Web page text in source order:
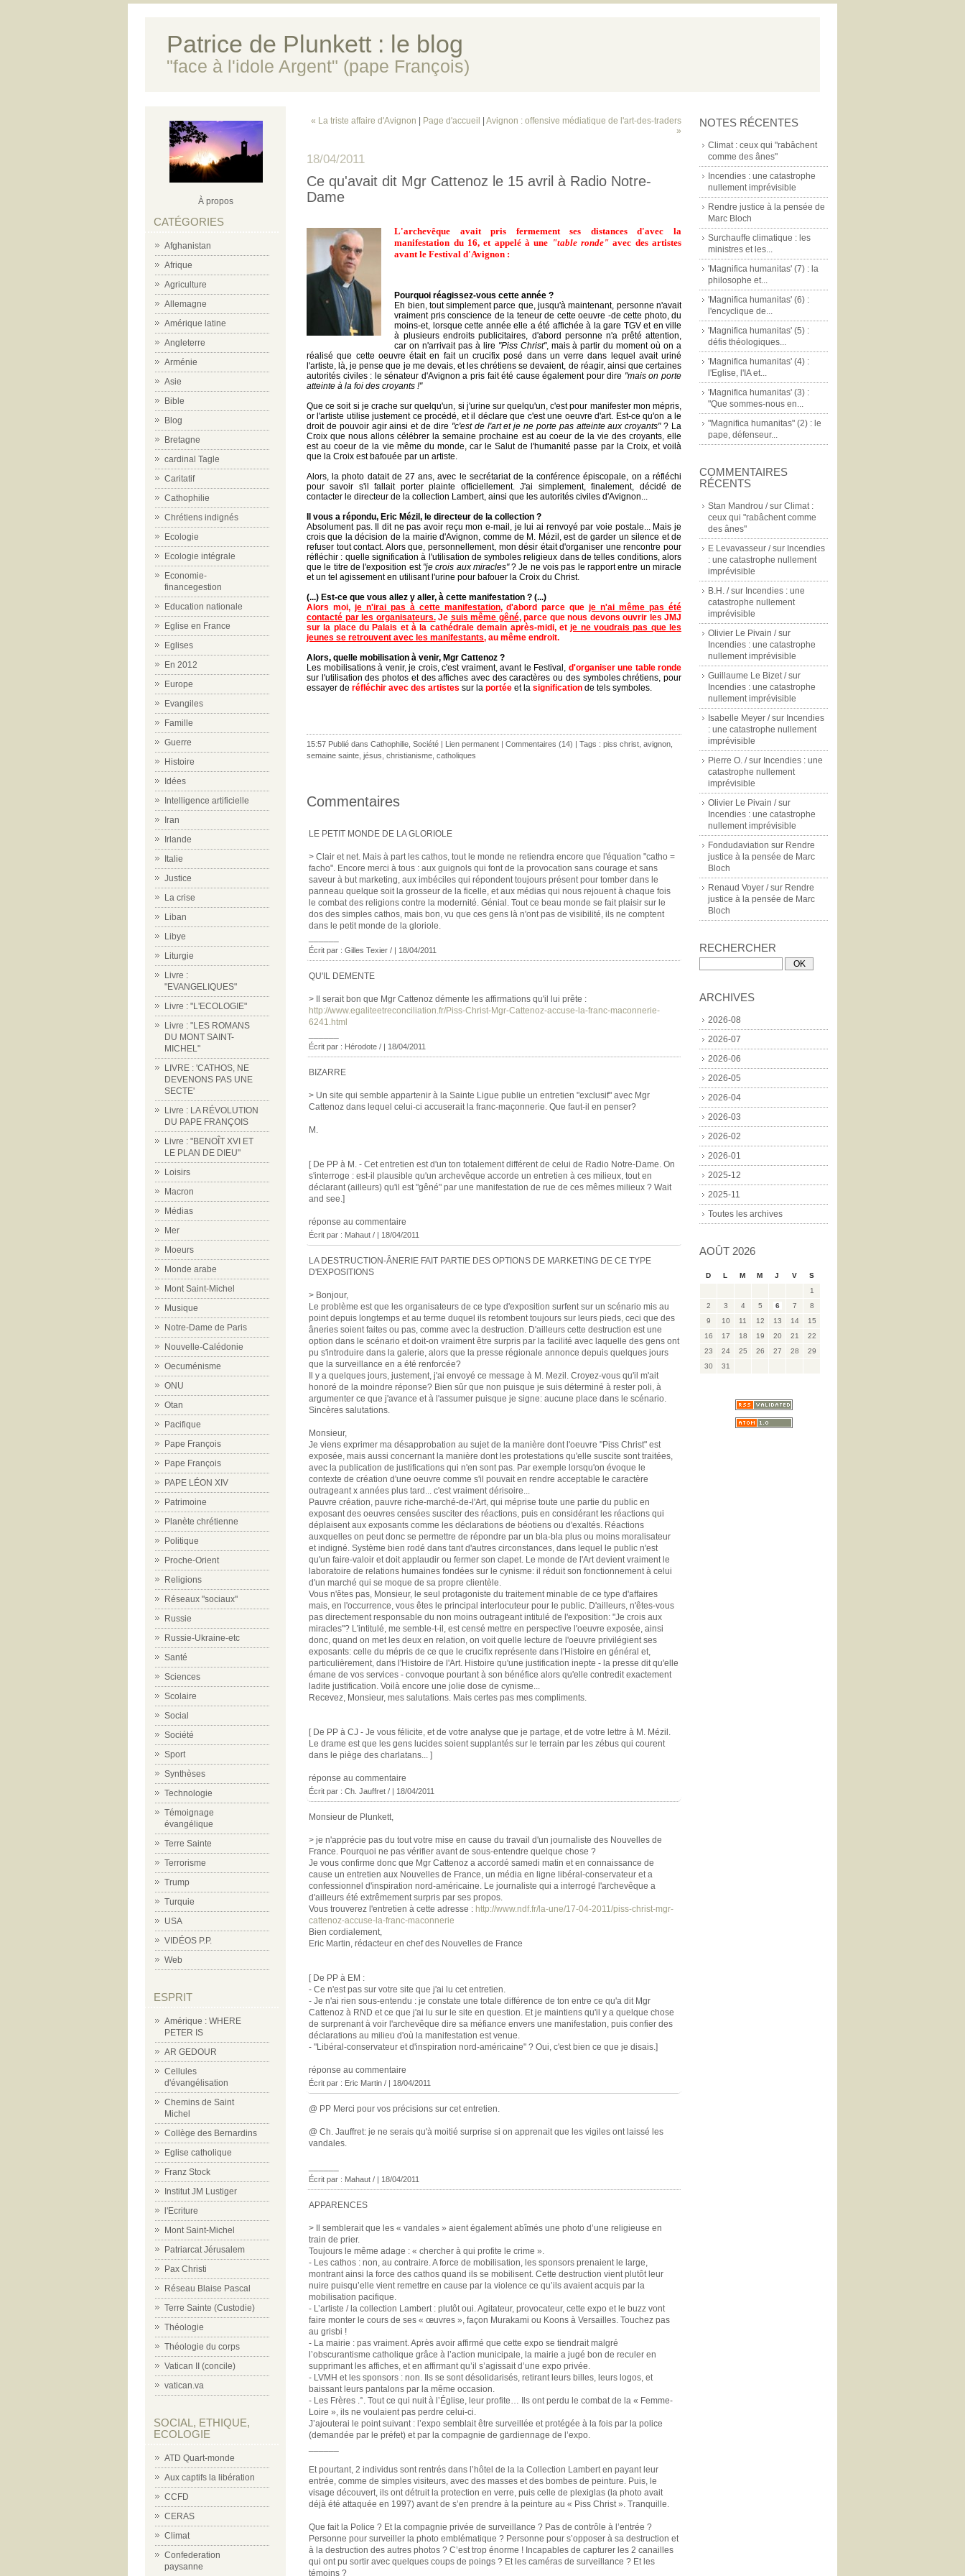
Patrice de Plunkett : le blog
"face à l'idole Argent" (pape François)
À propos
CATÉGORIES
Afghanistan
Afrique
Agriculture
Allemagne
Amérique latine
Angleterre
Arménie
Asie
Bible
Blog
Bretagne
cardinal Tagle
Caritatif
Cathophilie
Chrétiens indignés
Ecologie
Ecologie intégrale
Economie-
financegestion
Education nationale
Eglise en France
Eglises
En 2012
Europe
Evangiles
Famille
Guerre
Histoire
Idées
Intelligence artificielle
Iran
Irlande
Italie
Justice
La crise
Liban
Libye
Liturgie
Livre :
"EVANGELIQUES"
Livre : "L'ECOLOGIE"
Livre : "LES ROMANS
DU MONT SAINT-
MICHEL"
LIVRE : 'CATHOS, NE
DEVENONS PAS UNE
SECTE'
Livre : LA RÉVOLUTION
DU PAPE FRANÇOIS
Livre : "BENOÎT XVI ET
LE PLAN DE DIEU"
Loisirs
Macron
Médias
Mer
Moeurs
Monde arabe
Mont Saint-Michel
Musique
Notre-Dame de Paris
Nouvelle-Calédonie
Oecuménisme
ONU
Otan
Pacifique
Pape François
Pape François
PAPE LÉON XIV
Patrimoine
Planète chrétienne
Politique
Proche-Orient
Religions
Réseaux "sociaux"
Russie
Russie-Ukraine-etc
Santé
Sciences
Scolaire
Social
Société
Sport
Synthèses
Technologie
Témoignage
évangélique
Terre Sainte
Terrorisme
Trump
Turquie
USA
VIDÉOS P.P.
Web
ESPRIT
Amérique : WHERE
PETER IS
AR GEDOUR
Cellules
d'évangélisation
Chemins de Saint
Michel
Collège des Bernardins
Eglise catholique
Franz Stock
Institut JM Lustiger
l'Ecriture
Mont Saint-Michel
Patriarcat Jérusalem
Pax Christi
Réseau Blaise Pascal
Terre Sainte (Custodie)
Théologie
Théologie du corps
Vatican II (concile)
vatican.va
SOCIAL, ETHIQUE,
ECOLOGIE
ATD Quart-monde
Aux captifs la libération
CCFD
CERAS
Climat
Confederation
paysanne
NOTES RÉCENTES
Climat : ceux qui "rabâchent
comme des ânes"
Incendies : une catastrophe
nullement imprévisible
Rendre justice à la pensée de
Marc Bloch
Surchauffe climatique : les
ministres et les...
'Magnifica humanitas' (7) : la
philosophe et...
'Magnifica humanitas' (6) :
l'encyclique de...
'Magnifica humanitas' (5) :
défis théologiques...
'Magnifica humanitas' (4) :
l'Eglise, l'IA et...
'Magnifica humanitas' (3) :
"Que sommes-nous en...
"Magnifica humanitas" (2) : le
pape, défenseur...
COMMENTAIRES
RÉCENTS
Stan Mandrou /sur Climat :
ceux qui "rabâchent comme
des ânes"
E Levavasseur /sur Incendies
: une catastrophe nullement
imprévisible
B.H. /sur Incendies : une
catastrophe nullement
imprévisible
Olivier Le Pivain /sur
Incendies : une catastrophe
nullement imprévisible
Guillaume Le Bizet /sur
Incendies : une catastrophe
nullement imprévisible
Isabelle Meyer /sur Incendies
: une catastrophe nullement
imprévisible
Pierre O. /sur Incendies : une
catastrophe nullement
imprévisible
Olivier Le Pivain /sur
Incendies : une catastrophe
nullement imprévisible
Fondudaviation sur Rendre
justice à la pensée de Marc
Bloch
Renaud Voyer /sur Rendre
justice à la pensée de Marc
Bloch
RECHERCHER
ARCHIVES
2026-08
2026-07
2026-06
2026-05
2026-04
2026-03
2026-02
2026-01
2025-12
2025-11
Toutes les archives
AOÛT 2026
D L M M J V
S
1
2
3 4 5 6 7
8
9
10 11 12 13 14
15
16
17 18 19 20 21
22
23
24 25 26 27 28
29
30
31
« La triste affaire d'Avignon Page d'accueil
Avignon : offensive médiatique de l'art-des-traders
»
18/04/2011
Ce qu'avait dit Mgr Cattenoz le 15 avril à Radio Notre-
Dame
L'archevêque avait pris fermement ses distances d'avec la
manifestation du 16, et appelé à une "table ronde"avec des artistes
avant le Festival d'Avignon :
Pourquoi réagissez-vous cette année ?
Eh bien, tout simplement parce que, jusqu'à maintenant, personne n'avait
vraiment pris conscience de la teneur de cette oeuvre -de cette photo, du
moins-et, lorsque cette année elle a été affichée à la gare TGV et en ville
à plusieurs endroits publicitaires, d'abord personne n'a prêté attention,
car on n'arrivait pas à lire "Piss Christ", mais à partir du moment où on a
réalisé que cette oeuvre était en fait un crucifix posé dans un verre dans lequel avait uriné
l'artiste, là, je pense que je me devais, et les chrétiens se devaient, de réagir, ainsi que certaines
autorités civiles : le sénateur d'Avignon a pris fait été cause également pour dire "mais on porte
atteinte à la foi des croyants !"
Que ce soit si je crache sur quelqu'un, si j'urine sur quelqu'un, c'est pour manifester mon mépris,
or l'artiste utilise justement ce procédé, et il déclare que c'est une oeuvre d'art. Est-ce qu'on a le
droit de pouvoir agir ainsi et de dire "c'est de l'art et je ne porte pas atteinte aux croyants"? La
Croix que nous allons célébrer la semaine prochaine est au coeur de la vie des croyants, elle
est au coeur de la vie même du monde, car le Salut de l'humanité passe par la Croix, et voilà
que la Croix est bafouée par un artiste.
Alors, la photo datait de 27 ans, avec le secrétariat de la conférence épiscopale, on a réfléchi
pour savoir s'il fallait porter plainte officiellement. J'ai simplement, finalement, décidé de
contacter le directeur de la collection Lambert, ainsi que les autorités civiles d'Avignon...
Il vous a répondu, Eric Mézil, le directeur de la collection ?
Absolument pas. Il dit ne pas avoir reçu mon e-mail, je lui ai renvoyé par voie postale... Mais je
crois que la décision de la mairie d'Avignon, comme de M. Mézil, est de garder un silence et de
refuser tout contact. Alors que, personnellement, mon désir était d'organiser une rencontre pour
réfléchir : quelle signification à l'utilisation de symboles religieux dans de telles conditions, alors
que le titre de l'exposition est "je crois aux miracles"? Je ne vois pas le rapport entre un miracle
et un tel agissement en utilisant l'urine pour bafouer la Croix du Christ.
(...) Est-ce que vous allez y aller, à cette manifestation ? (...)
Alors moi, je n'irai pas à cette manifestation, d'abord parce queje n'ai même pas été
contacté par les organisateurs.Je suis même gêné, parce que nous devons ouvrir les JMJ
sur la place du Palais et à la cathédrale demain après-midi, etje ne voudrais pas que les
jeunes se retrouvent avec les manifestants, au même endroit.
Alors, quelle mobilisation à venir, Mgr Cattenoz ?
Les mobilisations à venir, je crois, c'est vraiment, avant le Festival, d'organiser une table ronde
sur l'utilisation des photos et des affiches avec des caractères ou des symboles chrétiens, pour
essayer de réfléchir avec des artistes sur la portée et la signification de tels symboles.
15:57 Publié dans Cathophilie Société | Lien permanent | Commentaires (14) | Tags : piss christ avignon
semaine sainte jésus christianisme catholiques
Commentaires
LE PETIT MONDE DE LA GLORIOLE
> Clair et net. Mais à part les cathos, tout le monde ne retiendra encore que l'équation "catho =
facho". Encore merci à tous : aux guignols qui font de la provocation sans courage et sans
saveur à but marketing, aux imbéciles qui répondent toujours présent pour tomber dans le
panneau quelque soit la grosseur de la ficelle, et aux médias qui nous rejouent à chaque fois
le combat des religions contre la modernité. Génial. Tout ce beau monde se fait plaisir sur le
dos des simples cathos, mais bon, vu que ces gens là n'ont pas de visibilité, ils ne comptent
dans le petit monde de la gloriole.
Écrit par : Gilles Texier / | 18/04/2011
QU'IL DEMENTE
> Il serait bon que Mgr Cattenoz démente les affirmations qu'il lui prête :
http://www.egaliteetreconciliation.fr/Piss-Christ-Mgr-Cattenoz-accuse-la-franc-maconnerie-
6241.html
Écrit par : Hérodote / | 18/04/2011
BIZARRE
> Un site qui semble appartenir à la Sainte Ligue publie un entretien "exclusif" avec Mgr
Cattenoz dans lequel celui-ci accuserait la franc-maçonnerie. Que faut-il en penser?
M.
[ De PP à M. - Cet entretien est d'un ton totalement différent de celui de Radio Notre-Dame. On
s'interroge : est-il plausible qu'un archevêque accorde un entretien à ces milieux, tout en
déclarant (ailleurs) qu'il est "gêné" par une manifestation de rue de ces mêmes milieux ? Wait
and see.]
réponse au commentaire
Écrit par : Mahaut / | 18/04/2011
LA DESTRUCTION-ÂNERIE FAIT PARTIE DES OPTIONS DE MARKETING DE CE TYPE
D'EXPOSITIONS
> Bonjour,
Le problème est que les organisateurs de ce type d'exposition surfent sur un scénario mis au
point depuis longtemps et au terme duquel ils retombent toujours sur leurs pieds, ceci que des
âneries soient faites ou pas, comme avec la destruction. D'ailleurs cette destruction est une
option dans le scénario et doit-on vraiment être surpris par la facilité avec laquelle des gens ont
pu s'introduire dans la galerie, alors que la presse régionale annonce depuis quelques jours
que la surveillance en a été renforcée?
Il y a quelques jours, justement, j'ai envoyé ce message à M. Mezil. Croyez-vous qu'il m'ait
honoré de la moindre réponse? Bien sûr que non puisque je suis déterminé à rester poli, à
argumenter ce que j'avance et à l'assumer puisque je signe: aucune place dans le scénario.
Sincères salutations.
Monsieur,
Je viens exprimer ma désapprobation au sujet de la manière dont l'oeuvre "Piss Christ" est
exposée, mais aussi concernant la manière dont les protestations qu'elle suscite sont traitées,
avec la publication de justifications qui n'en sont pas. Par exemple lorsqu'on évoque le
contexte de création d'une oeuvre comme s'il pouvait en rendre acceptable le caractère
outrageant x années plus tard... c'est vraiment dérisoire...
Pauvre création, pauvre riche-marché-de-l'Art, qui méprise toute une partie du public en
exposant des oeuvres censées susciter des réactions, puis en considérant les réactions qui
déplaisent aux exposants comme les déclarations de béotiens ou d'exaltés. Réactions
auxquelles on peut donc se permettre de répondre par un bla-bla plus ou moins moralisateur
et indigné. Système bien rodé dans tant d'autres circonstances, dans lequel le public n'est
qu'un faire-valoir et doit applaudir ou fermer son clapet. Le monde de l'Art devient vraiment le
laboratoire de relations humaines fondées sur le cynisme: il réduit son fonctionnement à celui
d'un marché qui se moque de sa propre clientèle.
Vous n'êtes pas, Monsieur, le seul protagoniste du traitement minable de ce type d'affaires
mais, en l'occurrence, vous êtes le principal interlocuteur pour le public. D'ailleurs, n'êtes-vous
pas directement responsable du non moins outrageant intitulé de l'exposition: "Je crois aux
miracles"? L'intitulé, me semble-t-il, est censé mettre en perspective l'oeuvre exposée, ainsi
donc, quand on met les deux en relation, on voit quelle lecture de l'oeuvre privilégient ses
exposants: celle du mépris de ce que le crucifix représente dans l'Histoire en général et,
particulièrement, dans l'Histoire de l'Art. Histoire qu'une justification inepte - la presse dit qu'elle
émane de vos services - convoque pourtant à son bénéfice alors qu'elle contredit exactement
ladite justification. Voilà encore une jolie dose de cynisme...
Recevez, Monsieur, mes salutations. Mais certes pas mes compliments.
[ De PP à CJ - Je vous félicite, et de votre analyse que je partage, et de votre lettre à M. Mézil.
Le drame est que les gens lucides soient supplantés sur le terrain par les zébus qui courent
dans le piège des charlatans... ]
réponse au commentaire
Écrit par : Ch. Jauffret / | 18/04/2011
Monsieur de Plunkett,
> je n'apprécie pas du tout votre mise en cause du travail d'un journaliste des Nouvelles de
France. Pourquoi ne pas vérifier avant de sous-entendre quelque chose ?
Je vous confirme donc que Mgr Cattenoz a accordé samedi matin et en connaissance de
cause un entretien aux Nouvelles de France, un média en ligne libéral-conservateur et a
confessionnel d'inspiration nord-américaine. Le journaliste qui a interrogé l'archevêque a
d'ailleurs été extrêmement surpris par ses propos.
Vous trouverez l'entretien à cette adresse : http://www.ndf.fr/la-une/17-04-2011/piss-christ-mgr-
cattenoz-accuse-la-franc-maconnerie
Bien cordialement,
Eric Martin, rédacteur en chef des Nouvelles de France
[ De PP à EM :
- Ce n'est pas sur votre site que j'ai lu cet entretien.
- Je n'ai rien sous-entendu : je constate une totale différence de ton entre ce qu'a dit Mgr
Cattenoz à RND et ce que j'ai lu sur le site en question. Et je maintiens qu'il y a quelque chose
de surprenant à voir l'archevêque dire sa méfiance envers une manifestation, puis confier des
déclarations au milieu d'où la manifestation est venue.
- "Libéral-conservateur et d'inspiration nord-américaine" ? Oui, c'est bien ce que je disais.]
réponse au commentaire
Écrit par : Eric Martin / | 18/04/2011
@ PP Merci pour vos précisions sur cet entretien.
@ Ch. Jauffret: je ne serais qu'à moitié surprise si on apprenait que les vigiles ont laissé les
vandales.
Écrit par : Mahaut / | 18/04/2011
APPARENCES
> Il semblerait que les « vandales » aient également abîmés une photo d’une religieuse en
train de prier.
Toujours le même adage : « chercher à qui profite le crime ».
- Les cathos : non, au contraire. A force de mobilisation, les sponsors prenaient le large,
montrant ainsi la force des cathos quand ils se mobilisent. Cette destruction vient plutôt leur
nuire puisqu’elle vient remettre en cause par la violence ce qu’ils avaient acquis par la
mobilisation pacifique.
- L’artiste / la collection Lambert : plutôt oui. Agitateur, provocateur, cette expo et le buzz vont
faire monter le cours de ses « œuvres », façon Murakami ou Koons à Versailles. Touchez pas
au grisbi !
- La mairie : pas vraiment. Après avoir affirmé que cette expo se tiendrait malgré
l’obscurantisme catholique grâce à l’action municipale, la mairie a jugé bon de reculer en
supprimant les affiches, et en affirmant qu’il s’agissait d’une expo privée.
- LVMH et les sponsors : non. Ils se sont désolidarisés, retirant leurs billes, leurs logos, et
baissant leurs pantalons par la même occasion.
- Les Frères .°. Tout ce qui nuit à l’Église, leur profite… Ils ont perdu le combat de la « Femme-
Loire », ils ne voulaient pas perdre celui-ci.
J’ajouterai le point suivant : l’expo semblait être surveillée et protégée à la fois par la police
(demandée par le préfet) et par la compagnie de gardiennage de l’expo.
Et pourtant, 2 individus sont rentrés dans l’hôtel de la la Collection Lambert en payant leur
entrée, comme de simples visiteurs, avec des masses et des bombes de peinture. Puis, le
visage découvert, ils ont détruit la protection en verre, puis celle de plexiglas (la photo avait
déjà été attaquée en 1997) avant de s’en prendre à la peinture au « Piss Christ ». Tranquille.
Que fait la Police ? Et la compagnie privée de surveillance ? Pas de contrôle à l’entrée ?
Personne pour surveiller la photo emblématique ? Personne pour s’opposer à sa destruction et
à la destruction des autres photos ? C’est trop énorme ! Incapables de capturer les 2 canailles
qui ont pu sortir avec quelques coups de poings ? Et les caméras de surveillance ? Et les
témoins ?